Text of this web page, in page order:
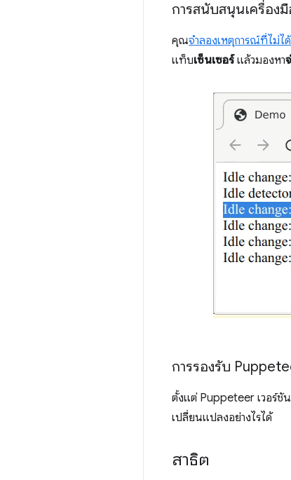
การสนับสนุนเครื่อง
คุณจำลองเหตุการณ์ที่ไม่ไ
แท็บเซ็นเซอร์แล้วมองหา
การรองรับ
ตั้งแต่ Puppeteer เวอร์ชั
เปลี่ยนแปลงอย่างไรได้
สาธิต